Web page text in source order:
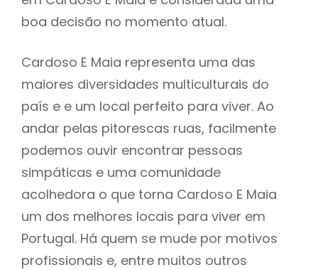
boa decisão no momento atual.
Cardoso E Maia representa uma das
maiores diversidades multiculturais do
país e e um local perfeito para viver. Ao
andar pelas pitorescas ruas, facilmente
podemos ouvir encontrar pessoas
simpáticas e uma comunidade
acolhedora o que torna Cardoso E Maia
um dos melhores locais para viver em
Portugal. Há quem se mude por motivos
profissionais e, entre muitos outros